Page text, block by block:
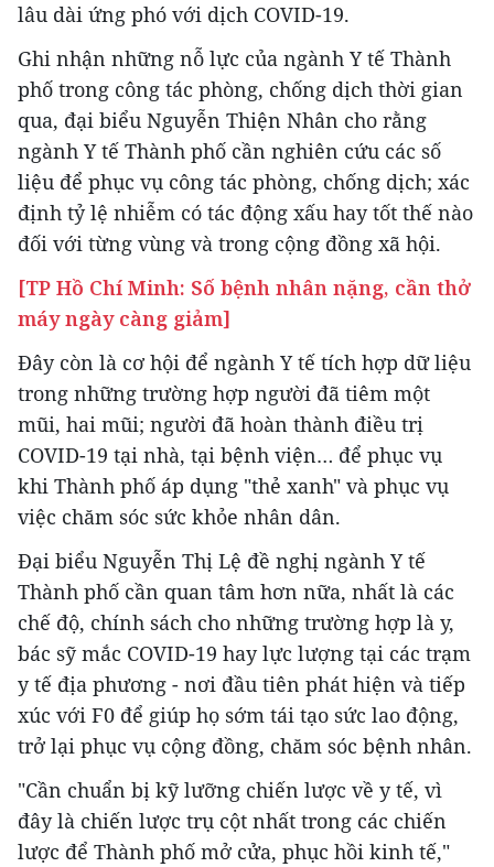
lâu dài ứng phó với dịch COVID-19.
Ghi nhận những nỗ lực của ngành Y tế Thành
phố trong công tác phòng, chống dịch thời gian
qua, đại biểu Nguyễn Thiện Nhân cho rằng
ngành Y tế Thành phố cần nghiên cứu các số
liệu để phục vụ công tác phòng, chống dịch; xác
định tỷ lệ nhiễm có tác động xấu hay tốt thế nào
đối với từng vùng và trong cộng đồng xã hội.
[TP Hồ Chí Minh: Số bệnh nhân nặng, cần thở
máy ngày càng giảm]
Đây còn là cơ hội để ngành Y tế tích hợp dữ liệu
trong những trường hợp người đã tiêm một
mũi, hai mũi; người đã hoàn thành điều trị
COVID-19 tại nhà, tại bệnh viện… để phục vụ
khi Thành phố áp dụng "thẻ xanh" và phục vụ
việc chăm sóc sức khỏe nhân dân.
Đại biểu Nguyễn Thị Lệ đề nghị ngành Y tế
Thành phố cần quan tâm hơn nữa, nhất là các
chế độ, chính sách cho những trường hợp là y,
bác sỹ mắc COVID-19 hay lực lượng tại các trạm
y tế địa phương - nơi đầu tiên phát hiện và tiếp
xúc với F0 để giúp họ sớm tái tạo sức lao động,
trở lại phục vụ cộng đồng, chăm sóc bệnh nhân.
"Cần chuẩn bị kỹ lưỡng chiến lược về y tế, vì
đây là chiến lược trụ cột nhất trong các chiến
lược để Thành phố mở cửa, phục hồi kinh tế,"